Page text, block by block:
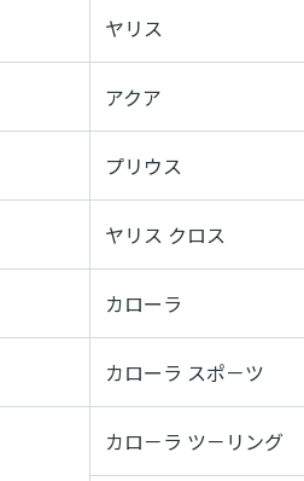
ヤリス
アクア
プリウス
ヤリス クロス
カローラ
カローラ スポ－ツ
カロ－ラ ツ－リング